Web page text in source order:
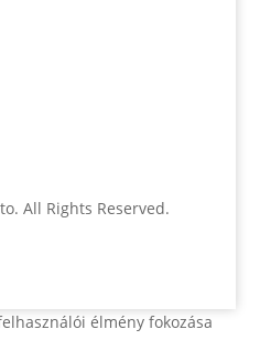
. All Rights Reserved.
élmény fokozása